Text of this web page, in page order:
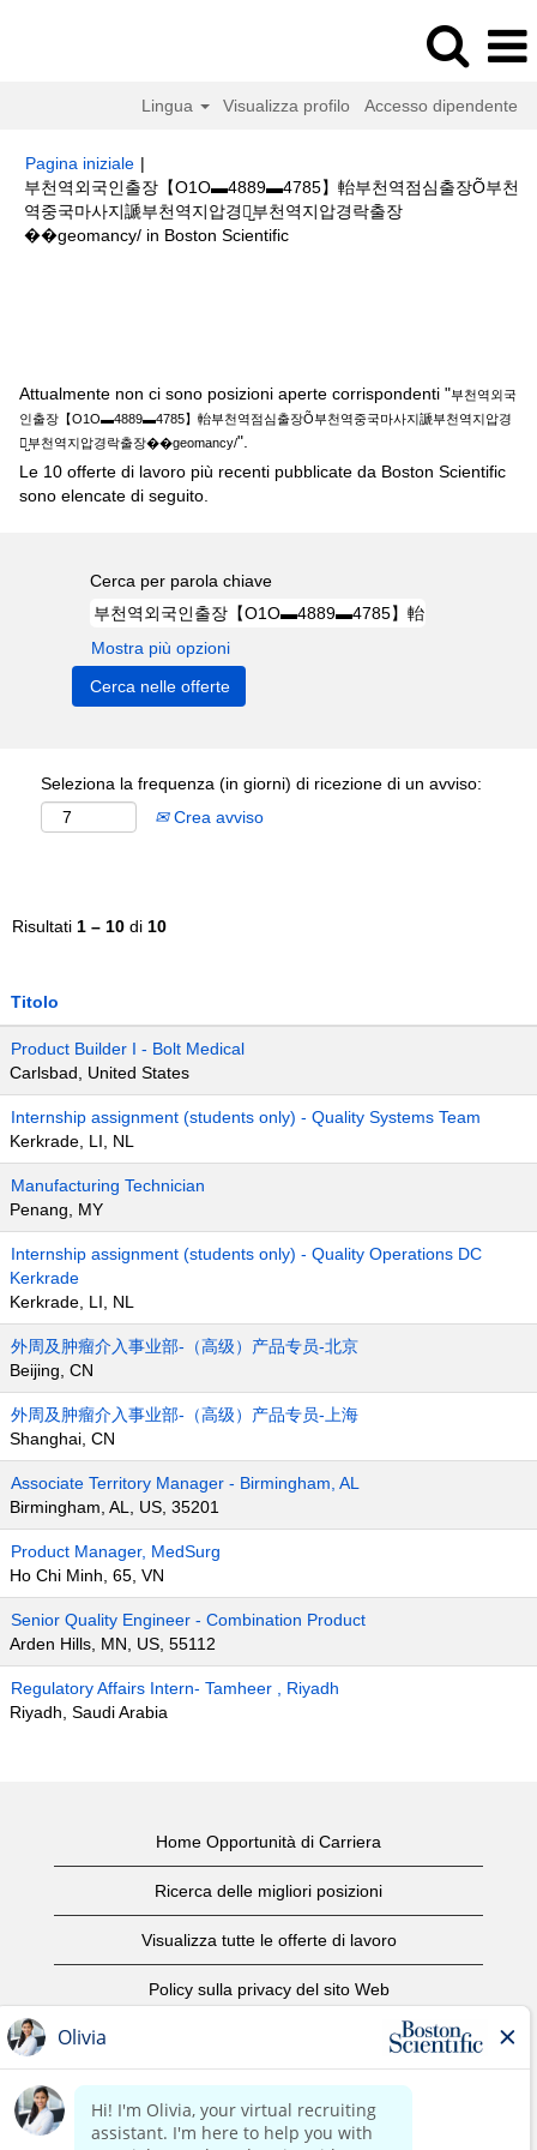
Lingua Visualizza profilo Accesso dipendente
Pagina iniziale |
부천역외국인출장【О1О▬4889▬4785】軩부천역점심출장Õ부천
역중국마사지謕부천역지압경락̺부천역지압경락출장
��geomancy/ in Boston Scientific(pagina
Attualmente non ci sono posizioni aperte corrispondenti "부천역외국
인출장【О1О▬4889▬4785】軩부천역점심출장Õ부천역중국마사지謕부천역지압경
락̺부천역지압경락출장��geomancy/".
Le 10 offerte di lavoro più recenti pubblicate da Boston Scientific
sono elencate di seguito.
Cerca per parola chiave
Mostra più opzioni
Seleziona la frequenza (in giorni) di ricezione di un avviso:
Crea avviso
Risultati 1 – 10 di 10
Titolo
Product Builder I - Bolt Medical
Carlsbad, United States
Internship assignment (students only) - Quality Systems Team
Kerkrade, LI, NL
Manufacturing Technician
Penang, MY
Internship assignment (students only) - Quality Operations DC
Kerkrade
Kerkrade, LI, NL
外周及肿瘤介入事业部-（高级）产品专员-北京
Beijing, CN
外周及肿瘤介入事业部-（高级）产品专员-上海
Shanghai, CN
Associate Territory Manager - Birmingham, AL
Birmingham, AL, US, 35201
Product Manager, MedSurg
Ho Chi Minh, 65, VN
Senior Quality Engineer - Combination Product
Arden Hills, MN, US, 55112
Regulatory Affairs Intern- Tamheer , Riyadh
Riyadh, Saudi Arabia
Home Opportunità di Carriera
Ricerca delle migliori posizioni
Visualizza tutte le offerte di lavoro
Policy sulla privacy del sito Web
Avviso di copyright
Contattaci